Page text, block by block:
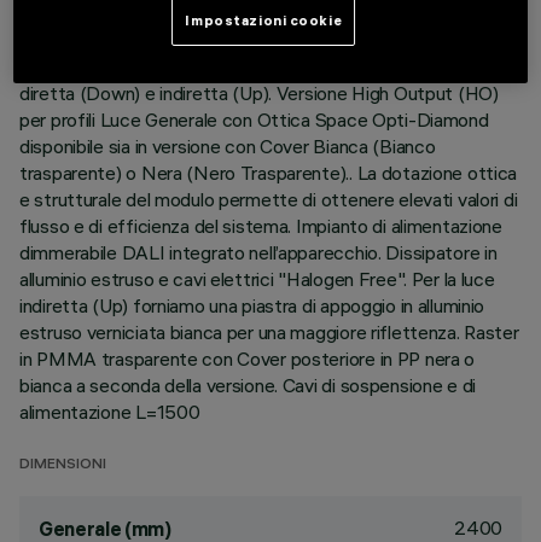
Corpo illuminante sospensione Stand Alone. Il prodotto è
composto da un profilo in alluminio estruso con testate di
diretta (Down) e indiretta (Up). Versione High Output (HO)
per profili Luce Generale con Ottica Space Opti-Diamond
disponibile sia in versione con Cover Bianca (Bianco
trasparente) o Nera (Nero Trasparente).. La dotazione ottica
e strutturale del modulo permette di ottenere elevati valori di
flusso e di efficienza del sistema. Impianto di alimentazione
dimmerabile DALI integrato nell’apparecchio. Dissipatore in
alluminio estruso e cavi elettrici "Halogen Free". Per la luce
indiretta (Up) forniamo una piastra di appoggio in alluminio
estruso verniciata bianca per una maggiore riflettenza. Raster
in PMMA trasparente con Cover posteriore in PP nera o
bianca a seconda della versione. Cavi di sospensione e di
alimentazione L=1500
DIMENSIONI
Generale (mm) 2400
Impostazioni cookie